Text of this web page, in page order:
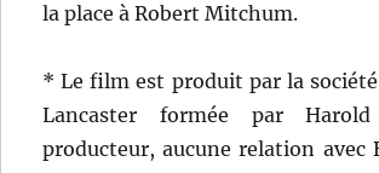
la place à Robert Mitchum.
* Le film est produit par la
Lancaster formée par
producteur, aucune relation avec